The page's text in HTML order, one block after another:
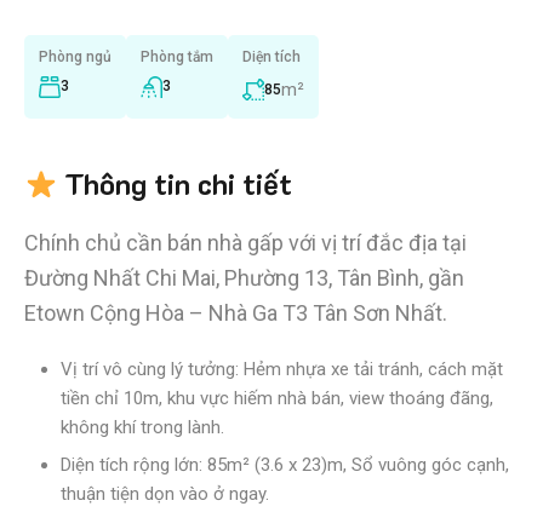
Phòng ngủ
3
Phòng tắm
3
Diện tích
85m²
Thông tin chi tiết
Chính chủ cần bán nhà gấp với vị trí đắc địa tại
Đường Nhất Chi Mai, Phường 13, Tân Bình, gần
Etown Cộng Hòa – Nhà Ga T3 Tân Sơn Nhất.
Vị trí vô cùng lý tưởng: Hẻm nhựa xe tải tránh, cách mặt
tiền chỉ 10m, khu vực hiếm nhà bán, view thoáng đãng,
không khí trong lành.
Diện tích rộng lớn: 85m² (3.6 x 23)m, Sổ vuông góc cạnh,
thuận tiện dọn vào ở ngay.